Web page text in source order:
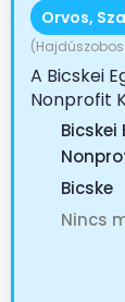
Orvos,
A Bicskei
Nonprofit
Bicske
Nincs